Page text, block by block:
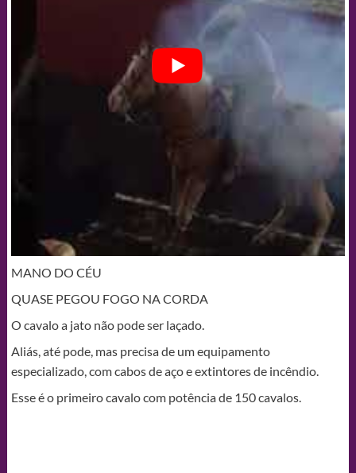
MANO DO CÉU
QUASE PEGOU FOGO NA CORDA
O cavalo a jato não pode ser laçado.
Aliás, até pode, mas precisa de um equipamento
especializado, com cabos de aço e extintores de incêndio.
Esse é o primeiro cavalo com potência de 150 cavalos.